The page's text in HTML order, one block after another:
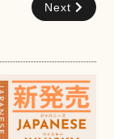
Next